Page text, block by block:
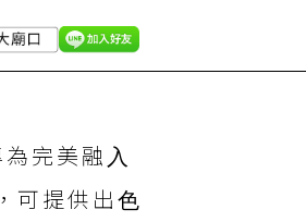
完美融⼊
可提供出⾊